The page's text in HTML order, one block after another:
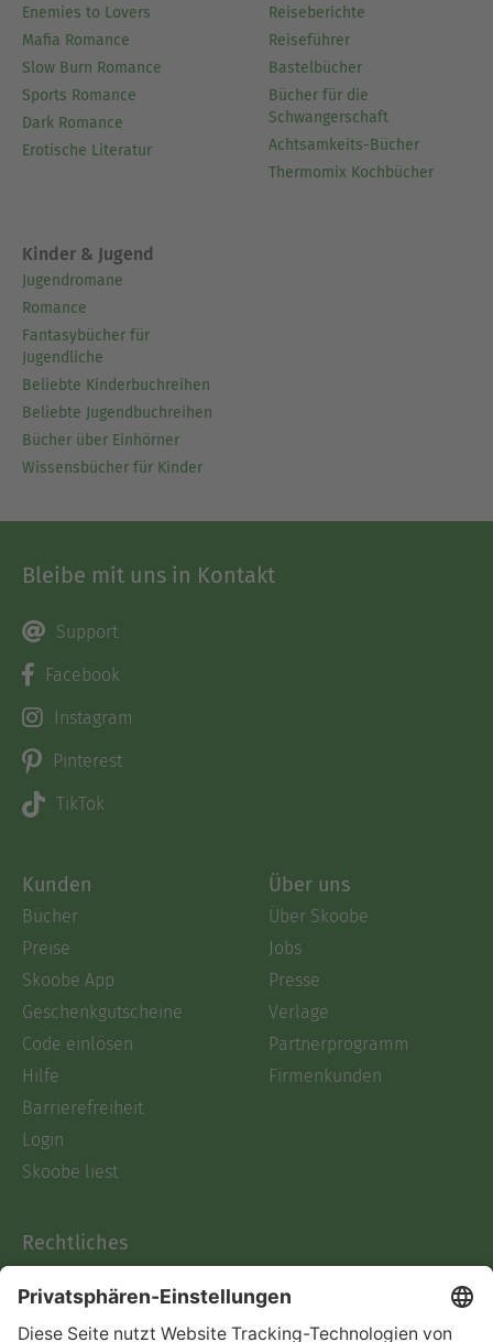
Enemies to Lovers
Mafia Romance
Slow Burn Romance
Sports Romance
Dark Romance
Erotische Literatur
Reiseberichte
Reiseführer
Bastelbücher
Bücher für die
Schwangerschaft
Achtsamkeits-Bücher
Thermomix Kochbücher
Kinder & Jugend
Jugendromane
Romance
Fantasybücher für
Jugendliche
Beliebte Kinderbuchreihen
Beliebte Jugendbuchreihen
Bücher über Einhörner
Wissensbücher für Kinder
Bleibe mit uns in Kontakt
Support
Facebook
Instagram
Pinterest
TikTok
Kunden
Bücher
Preise
Skoobe App
Geschenkgutscheine
Code einlösen
Hilfe
Barrierefreiheit
Login
Skoobe liest
Über uns
Über Skoobe
Jobs
Presse
Verlage
Partnerprogramm
Firmenkunden
Rechtliches
AGB